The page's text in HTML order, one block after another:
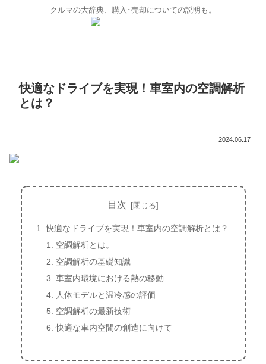
クルマの大辞典、購入･売却についての説明も。
快適なドライブを実現！車室内の空調解析
とは？
2024.06.17
目次
快適なドライブを実現！車室内の空調解析とは？
空調解析とは。
空調解析の基礎知識
車室内環境における熱の移動
人体モデルと温冷感の評価
空調解析の最新技術
快適な車内空間の創造に向けて